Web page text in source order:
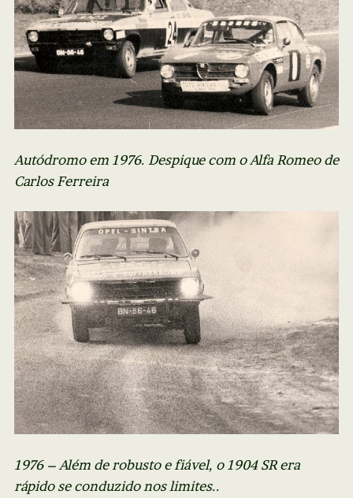
Autódromo em 1976. Despique com o Alfa Romeo de
Carlos Ferreira
1976 – Além de robusto e fiável, o 1904 SR era
rápido se conduzido nos limites..